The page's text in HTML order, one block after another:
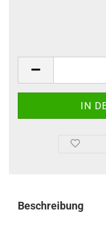
Beschreibung